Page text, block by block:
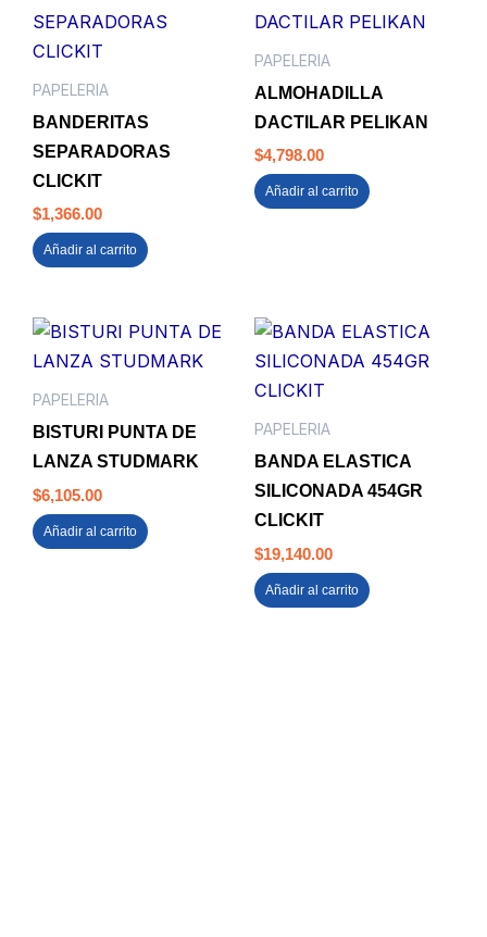
PAPELERIA
BANDERITAS
SEPARADORAS
CLICKIT
$1,366.00
Añadir al carrito
PAPELERIA
ALMOHADILLA
DACTILAR PELIKAN
$4,798.00
Añadir al carrito
PAPELERIA
BISTURI PUNTA DE
LANZA STUDMARK
$6,105.00
Añadir al carrito
PAPELERIA
BANDA ELASTICA
SILICONADA 454GR
CLICKIT
$19,140.00
Añadir al carrito